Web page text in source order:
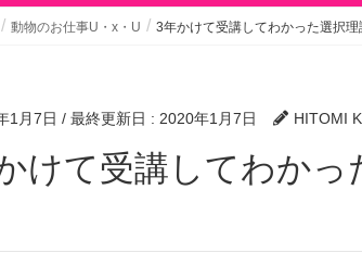
動物のお仕事U・x・U 3年かけて受講してわかった選択理
1月7日 / 最終更新日 : 2020年1月7日 HITOMI